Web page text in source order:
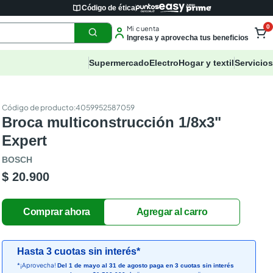
Código de ética
Mi cuenta
Ingresa y aprovecha tus beneficios
0
SupermercadoElectroHogar y textilServicios
:4059952587059
Broca multiconstrucción 1/8x3"
Expert
BOSCH
$ 20.900
Hasta 3 cuotas sin interés*
*¡Aprovecha!Del 1 de mayo al 31 de agosto paga en 3 cuotas sin interés